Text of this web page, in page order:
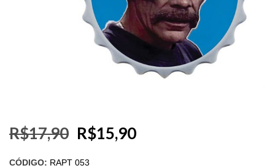
R$17,90 R$15,90
CÓDIGO: RAPT 053